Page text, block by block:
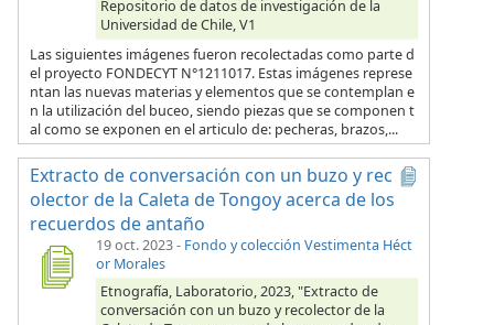
Repositorio de datos de investigación de la
Universidad de Chile, V1
Las siguientes imágenes fueron recolectadas como parte d
el proyecto FONDECYT N°1211017. Estas imágenes represe
ntan las nuevas materias y elementos que se contemplan e
n la utilización del buceo, siendo piezas que se componen t
al como se exponen en el articulo de: pecheras, brazos,...
Extracto de conversación con un buzo y rec
olector de la Caleta de Tongoy acerca de los
recuerdos de antaño
19 oct. 2023- Fondo y colección Vestimenta Héct
or Morales
Etnografía, Laboratorio, 2023, "Extracto de
conversación con un buzo y recolector de la